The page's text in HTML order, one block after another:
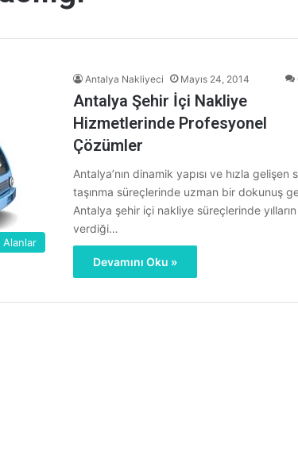
Alanlar
Antalya Nakliyeci Mayıs 24, 2014
Antalya Şehir İçi Nakliye
Hizmetlerinde Profesyonel
Çözümler
Antalya’nın dinamik yapısı ve hızla gelişen
taşınma süreçlerinde uzman bir dokunuş
Antalya şehir içi nakliye süreçlerinde yılların
verdiği…
Devamını Oku »